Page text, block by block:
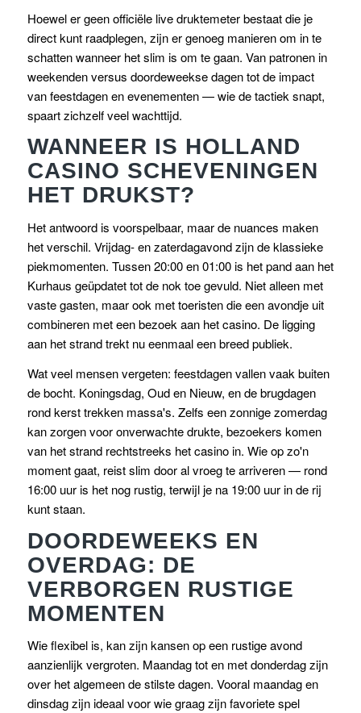
Hoewel er geen officiële live druktemeter bestaat die je
direct kunt raadplegen, zijn er genoeg manieren om in te
schatten wanneer het slim is om te gaan. Van patronen in
weekenden versus doordeweekse dagen tot de impact
van feestdagen en evenementen — wie de tactiek snapt,
spaart zichzelf veel wachttijd.
WANNEER IS HOLLAND
CASINO SCHEVENINGEN
HET DRUKST?
Het antwoord is voorspelbaar, maar de nuances maken
het verschil. Vrijdag- en zaterdagavond zijn de klassieke
piekmomenten. Tussen 20:00 en 01:00 is het pand aan het
Kurhaus geüpdatet tot de nok toe gevuld. Niet alleen met
vaste gasten, maar ook met toeristen die een avondje uit
combineren met een bezoek aan het casino. De ligging
aan het strand trekt nu eenmaal een breed publiek.
Wat veel mensen vergeten: feestdagen vallen vaak buiten
de bocht. Koningsdag, Oud en Nieuw, en de brugdagen
rond kerst trekken massa's. Zelfs een zonnige zomerdag
kan zorgen voor onverwachte drukte, bezoekers komen
van het strand rechtstreeks het casino in. Wie op zo'n
moment gaat, reist slim door al vroeg te arriveren — rond
16:00 uur is het nog rustig, terwijl je na 19:00 uur in de rij
kunt staan.
DOORDEWEEKS EN
OVERDAG: DE
VERBORGEN RUSTIGE
MOMENTEN
Wie flexibel is, kan zijn kansen op een rustige avond
aanzienlijk vergroten. Maandag tot en met donderdag zijn
over het algemeen de stilste dagen. Vooral maandag en
dinsdag zijn ideaal voor wie graag zijn favoriete spel